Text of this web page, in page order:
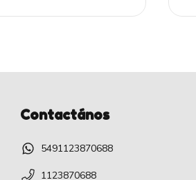
Contactános
5491123870688
1123870688